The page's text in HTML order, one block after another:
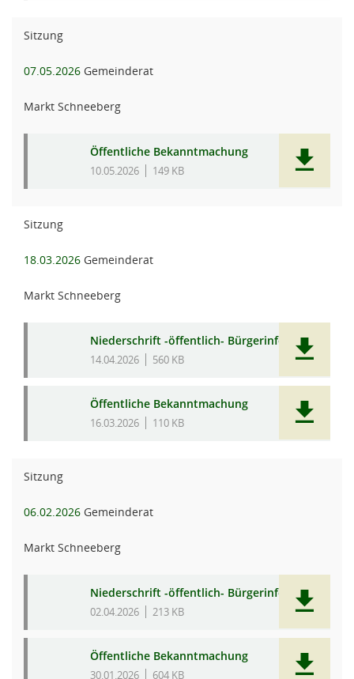
Sitzung
07.05.2026 Gemeinderat
Markt Schneeberg
Öffentliche Bekanntmachung
10.05.2026 149 KB
Sitzung
18.03.2026 Gemeinderat
Markt Schneeberg
Niederschrift -öffentlich- Bürgerinfo
14.04.2026 560 KB
Öffentliche Bekanntmachung
16.03.2026 110 KB
Sitzung
06.02.2026 Gemeinderat
Markt Schneeberg
Niederschrift -öffentlich- Bürgerinfo
02.04.2026 213 KB
Öffentliche Bekanntmachung
30.01.2026 604 KB